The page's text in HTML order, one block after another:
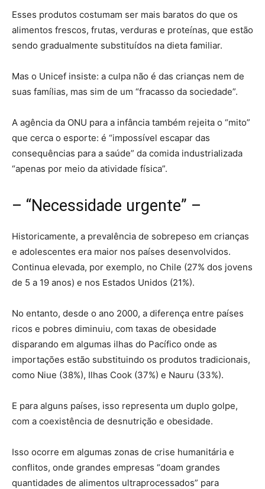
Esses produtos costumam ser mais baratos do que os
alimentos frescos, frutas, verduras e proteínas, que estão
sendo gradualmente substituídos na dieta familiar.
Mas o Unicef insiste: a culpa não é das crianças nem de
suas famílias, mas sim de um “fracasso da sociedade”.
A agência da ONU para a infância também rejeita o “mito”
que cerca o esporte: é “impossível escapar das
consequências para a saúde” da comida industrializada
“apenas por meio da atividade física”.
– “Necessidade urgente” –
Historicamente, a prevalência de sobrepeso em crianças
e adolescentes era maior nos países desenvolvidos.
Continua elevada, por exemplo, no Chile (27% dos jovens
de 5 a 19 anos) e nos Estados Unidos (21%).
No entanto, desde o ano 2000, a diferença entre países
ricos e pobres diminuiu, com taxas de obesidade
disparando em algumas ilhas do Pacífico onde as
importações estão substituindo os produtos tradicionais,
como Niue (38%), Ilhas Cook (37%) e Nauru (33%).
E para alguns países, isso representa um duplo golpe,
com a coexistência de desnutrição e obesidade.
Isso ocorre em algumas zonas de crise humanitária e
conflitos, onde grandes empresas “doam grandes
quantidades de alimentos ultraprocessados” para